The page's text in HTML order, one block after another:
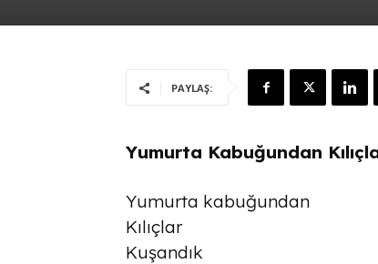
PAYLAŞ:
Yumurta Kabuğundan
Yumurta kabuğundan
Kılıçlar
Kuşandık